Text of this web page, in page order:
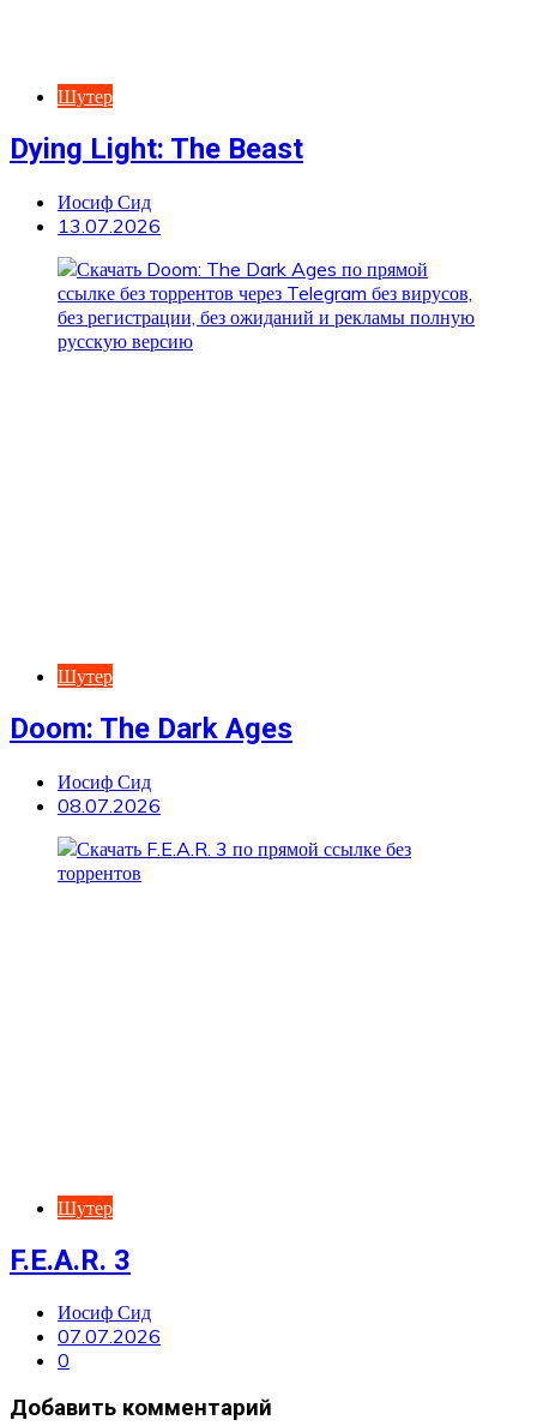
Шутер
Dying Light: The Beast
Иосиф Сид
13.07.2026
Шутер
Doom: The Dark Ages
Иосиф Сид
08.07.2026
Шутер
F.E.A.R. 3
Иосиф Сид
07.07.2026
0
Добавить комментарий